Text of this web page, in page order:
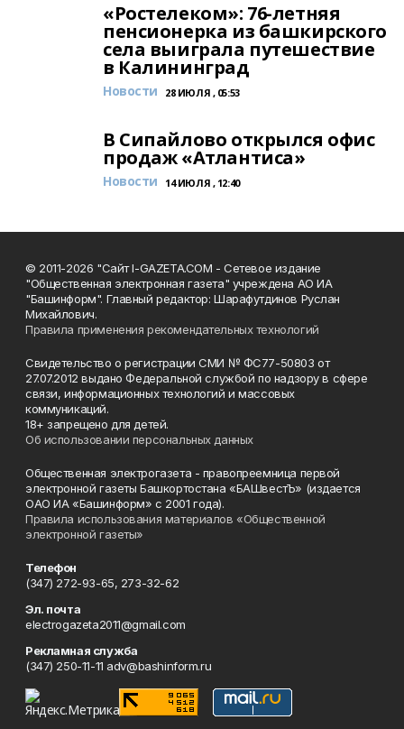
«Ростелеком»: 76-летняя
пенсионерка из башкирского
села выиграла путешествие
в Калининград
Новости 28 ИЮЛЯ , 05:53
В Сипайлово открылся офис
продаж «Атлантиса»
Новости 14 ИЮЛЯ , 12:40
© 2011-2026 "Сайт I-GAZETA.COM - Сетевое издание
"Общественная электронная газета" учреждена АО ИА
"Башинформ". Главный редактор: Шарафутдинов Руслан
Михайлович.
Правила применения рекомендательных технологий
Свидетельство о регистрации СМИ № ФС77-50803 от
27.07.2012 выдано Федеральной службой по надзору в сфере
связи, информационных технологий и массовых
коммуникаций.
18+ запрещено для детей.
Об использовании персональных данных
Общественная электрогазета - правопреемница первой
электронной газеты Башкортостана «БАШвестЪ» (издается
ОАО ИА «Башинформ» с 2001 года).
Правила использования материалов «Общественной
электронной газеты»
Телефон
(347) 272-93-65, 273-32-62
Эл. почта
electrogazeta2011@gmail.com
Рекламная служба
(347) 250-11-11 adv@bashinform.ru